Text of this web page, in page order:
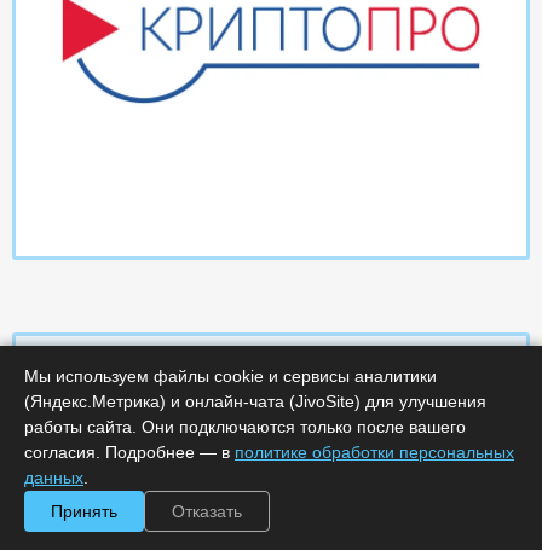
Характеристики
Код :
0000-365971
Обработка заказа :
Мы используем файлы cookie и сервисы аналитики
(Яндекс.Метрика) и онлайн-чата (JivoSite) для улучшения
работы сайта. Они подключаются только после вашего
согласия. Подробнее — в политике обработки персональных
данных
Принять
Отказать